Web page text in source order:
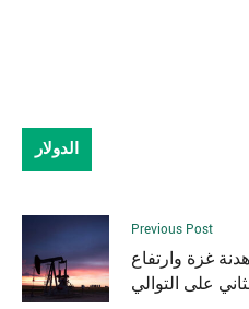
الدولار
Previous Post
غزة وارتفاع
على التوالي